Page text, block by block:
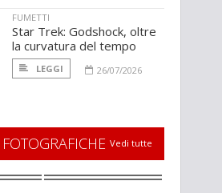
FUMETTI
Star Trek: Godshock, oltre
la curvatura del tempo
LEGGI 26/07/2026
Vedi tutte